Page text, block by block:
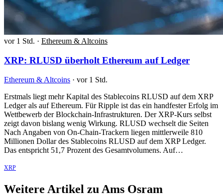
vor 1 Std. · Ethereum & Altcoins
XRP: RLUSD überholt Ethereum auf Ledger
Ethereum & Altcoins · vor 1 Std.
Erstmals liegt mehr Kapital des Stablecoins RLUSD auf dem XRP
Ledger als auf Ethereum. Für Ripple ist das ein handfester Erfolg im
Wettbewerb der Blockchain-Infrastrukturen. Der XRP-Kurs selbst
zeigt davon bislang wenig Wirkung. RLUSD wechselt die Seiten
Nach Angaben von On-Chain-Trackern liegen mittlerweile 810
Millionen Dollar des Stablecoins RLUSD auf dem XRP Ledger.
Das entspricht 51,7 Prozent des Gesamtvolumens. Auf…
XRP
Weitere Artikel zu Ams Osram